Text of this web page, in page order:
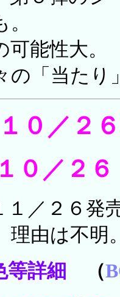
能性大。
の「当た
１０／２
０／２
１／２６発
由は不明
等詳細
（